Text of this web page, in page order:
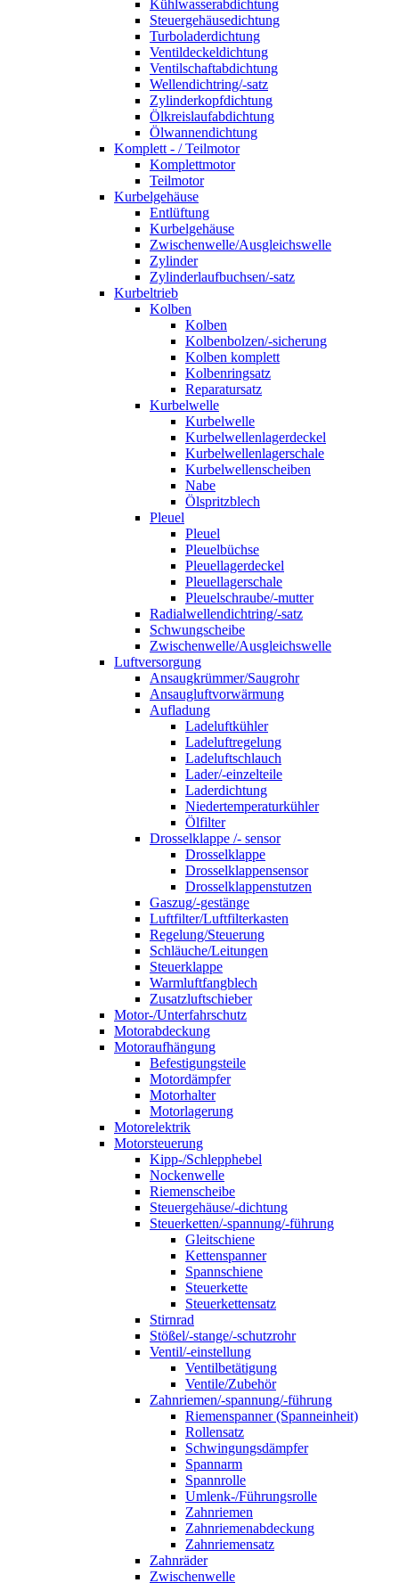
Kühlwasserabdichtung
Steuergehäusedichtung
Turboladerdichtung
Ventildeckeldichtung
Ventilschaftabdichtung
Wellendichtring/-satz
Zylinderkopfdichtung
Ölkreislaufabdichtung
Ölwannendichtung
Komplett - / Teilmotor
Komplettmotor
Teilmotor
Kurbelgehäuse
Entlüftung
Kurbelgehäuse
Zwischenwelle/Ausgleichswelle
Zylinder
Zylinderlaufbuchsen/-satz
Kurbeltrieb
Kolben
Kolben
Kolbenbolzen/-sicherung
Kolben komplett
Kolbenringsatz
Reparatursatz
Kurbelwelle
Kurbelwelle
Kurbelwellenlagerdeckel
Kurbelwellenlagerschale
Kurbelwellenscheiben
Nabe
Ölspritzblech
Pleuel
Pleuel
Pleuelbüchse
Pleuellagerdeckel
Pleuellagerschale
Pleuelschraube/-mutter
Radialwellendichtring/-satz
Schwungscheibe
Zwischenwelle/Ausgleichswelle
Luftversorgung
Ansaugkrümmer/Saugrohr
Ansaugluftvorwärmung
Aufladung
Ladeluftkühler
Ladeluftregelung
Ladeluftschlauch
Lader/-einzelteile
Laderdichtung
Niedertemperaturkühler
Ölfilter
Drosselklappe /- sensor
Drosselklappe
Drosselklappensensor
Drosselklappenstutzen
Gaszug/-gestänge
Luftfilter/Luftfilterkasten
Regelung/Steuerung
Schläuche/Leitungen
Steuerklappe
Warmluftfangblech
Zusatzluftschieber
Motor-/Unterfahrschutz
Motorabdeckung
Motoraufhängung
Befestigungsteile
Motordämpfer
Motorhalter
Motorlagerung
Motorelektrik
Motorsteuerung
Kipp-/Schlepphebel
Nockenwelle
Riemenscheibe
Steuergehäuse/-dichtung
Steuerketten/-spannung/-führung
Gleitschiene
Kettenspanner
Spannschiene
Steuerkette
Steuerkettensatz
Stirnrad
Stößel/-stange/-schutzrohr
Ventil/-einstellung
Ventilbetätigung
Ventile/Zubehör
Zahnriemen/-spannung/-führung
Riemenspanner (Spanneinheit)
Rollensatz
Schwingungsdämpfer
Spannarm
Spannrolle
Umlenk-/Führungsrolle
Zahnriemen
Zahnriemenabdeckung
Zahnriemensatz
Zahnräder
Zwischenwelle